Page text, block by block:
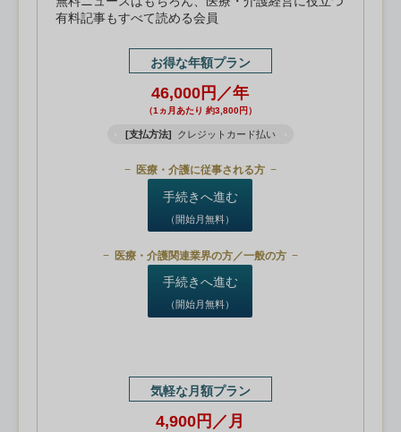
有料記事もすべて読める会員
お得な年額プラン
46,000円／年
（1ヵ月あたり 約3,800円）
[支払方法] クレジットカード払い
医療・介護に従事される方
手続きへ進む
（開始月無料）
医療・介護関連業界の方／一般の方
手続きへ進む
（開始月無料）
気軽な月額プラン
4,900円／月